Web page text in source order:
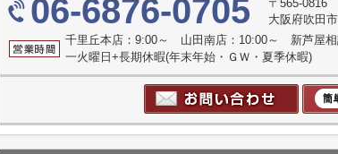
06-6876-0705
〒565-0816
大阪府吹田
千里丘本店：9:00～ 山田南店：10:00～ 新芦屋
一火曜日+長期休暇(年末年始・ＧＷ・夏季休暇)